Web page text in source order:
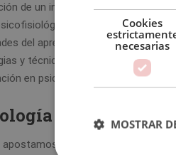
de un informe psicopedagógico
del aprendizaje
del aprendizaje
y técnicas de evaluación de las
en psicopedagogía
de estudio
apostamos por un método
Cookies
necesarias
MOSTRAR